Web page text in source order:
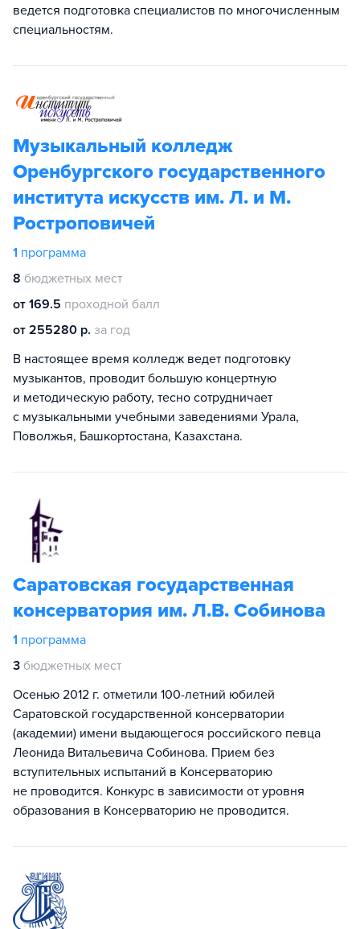
ведется подготовка специалистов по многочисленным
специальностям.
Музыкальный колледж
Оренбургского государственного
института искусств им. Л. и М.
Ростроповичей
1 программа
8 бюджетных мест
от 169.5 проходной балл
от 255280 р. за год
В настоящее время колледж ведет подготовку
музыкантов, проводит большую концертную
и методическую работу, тесно сотрудничает
с музыкальными учебными заведениями Урала,
Поволжья, Башкортостана, Казахстана.
Саратовская государственная
консерватория им. Л.В. Собинова
1 программа
3 бюджетных мест
Осенью 2012 г. отметили 100-летний юбилей
Саратовской государственной консерватории
(академии) имени выдающегося российского певца
Леонида Витальевича Собинова. Прием без
вступительных испытаний в Консерваторию
не проводится. Конкурс в зависимости от уровня
образования в Консерваторию не проводится.